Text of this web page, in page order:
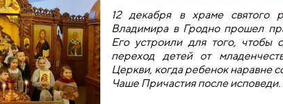
12 декабря в храме cвятого
Владимира в Гродно прошел
Его устроили для того, чтобы
переход детей от
Церкви, когда ребенок наравне
Чаше Причастия после исповеди.